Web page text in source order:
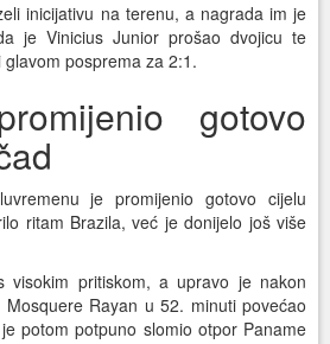
inicijativu na terenu, a nagrada im je
je Vinicius Junior prošao dvojicu te
posprema za 2:1.
gotovo
je promijenio gotovo cijelu
ritam Brazila, već je donijelo još više
visokim pritiskom, a upravo je nakon
Rayan u 52. minuti povećao
potom potpuno slomio otpor Paname